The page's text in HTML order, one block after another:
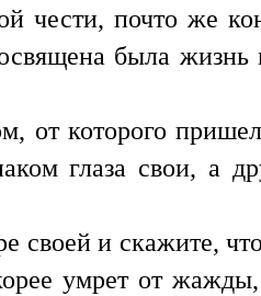
чести, почто же
была
от которого
глаза свои, а
своей и скажите,
умрет от